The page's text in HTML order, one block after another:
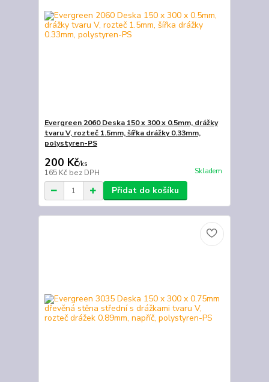
Evergreen 2060 Deska 150 x 300 x 0.5mm, drážky
tvaru V, rozteč 1.5mm, šířka drážky 0.33mm,
polystyren-PS
200 Kč/ks
165 Kč bez DPH Skladem
Přidat do košíku